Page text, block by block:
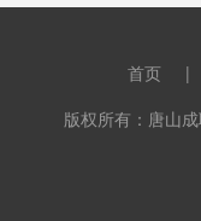
首页 |
版权所有：唐山